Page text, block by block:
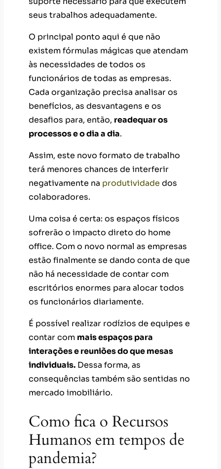
seus trabalhos adequadamente.
O principal ponto aqui é que não
existem fórmulas mágicas que atendam
às necessidades de todos os
funcionários de todas as empresas.
Cada organização precisa analisar os
benefícios, as desvantagens e os
desafios para, então, readequar os
processos e o dia a dia.
Assim, este novo formato de trabalho
terá menores chances de interferir
negativamente na produtividade dos
colaboradores.
Uma coisa é certa: os espaços físicos
sofrerão o impacto direto do home
office. Com o novo normal as empresas
estão finalmente se dando conta de que
não há necessidade de contar com
escritórios enormes para alocar todos
os funcionários diariamente.
É possível realizar rodízios de equipes e
contar com mais espaços para
interações e reuniões do que mesas
individuais. Dessa forma, as
consequências também são sentidas no
mercado imobiliário.
Como fica o Recursos
Humanos em tempos de
pandemia?